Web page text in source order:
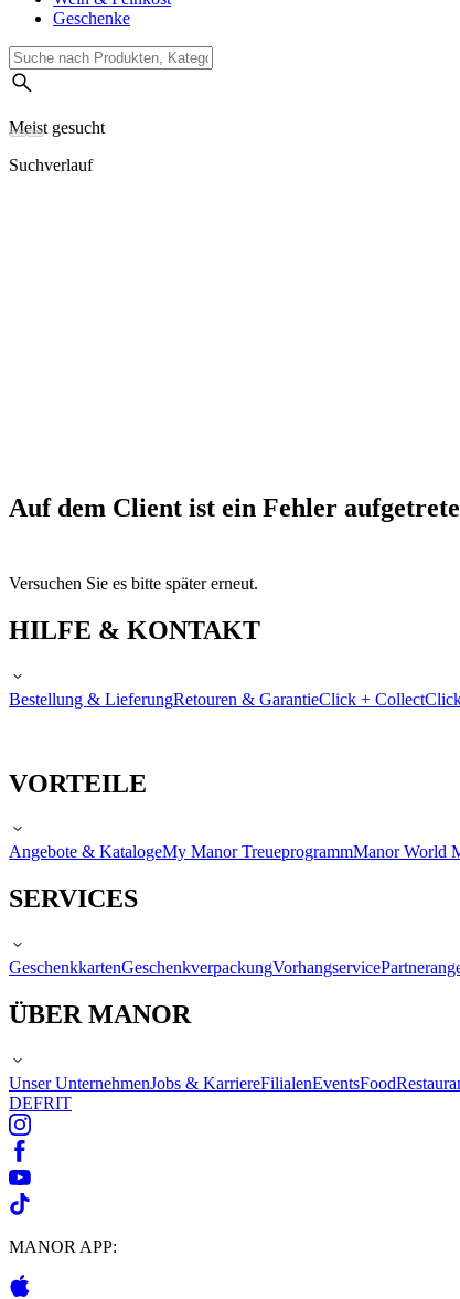
Geschenke
Meist gesucht
Suchverlauf
Auf dem Client ist ein Fehler
Versuchen Sie es bitte später erneut.
HILFE & KONTAKT
Bestellung & LieferungRetouren & GarantieClick + Collect
VORTEILE
Angebote & KatalogeMy Manor TreueprogrammManor World
SERVICES
GeschenkkartenGeschenkverpackungVorhangservice
ÜBER MANOR
Unser UnternehmenJobs & KarriereFilialenEventsFood
DEFRIT
MANOR APP: